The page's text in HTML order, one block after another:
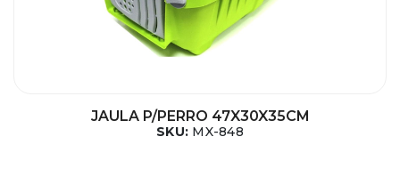
JAULA P/PERRO 47X30X35CM
SKU: MX-848